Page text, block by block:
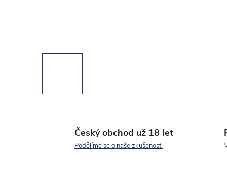
Český obchod už 18 let
Podělíme se o naše zkušenosti